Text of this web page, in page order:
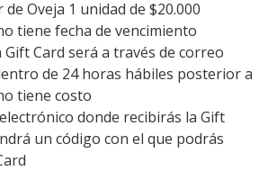
de Oveja 1 unidad de $20.000
tiene fecha de vencimiento
Gift Card será a través de correo
de 24 horas hábiles posterior a
tiene costo
donde recibirás la Gift
un código con el que podrás